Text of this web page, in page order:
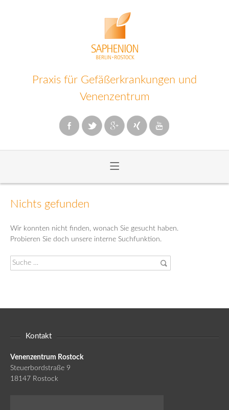
Praxis für Gefäßerkrankungen und
Venenzentrum
≡
Inhalt
Nichts gefunden
Wir konnten nicht finden, wonach Sie gesucht haben.
Probieren Sie doch unsere interne Suchfunktion.
Suche
nach:
Kontakt
Venenzentrum Rostock
Steuerbordstraße 9
18147 Rostock